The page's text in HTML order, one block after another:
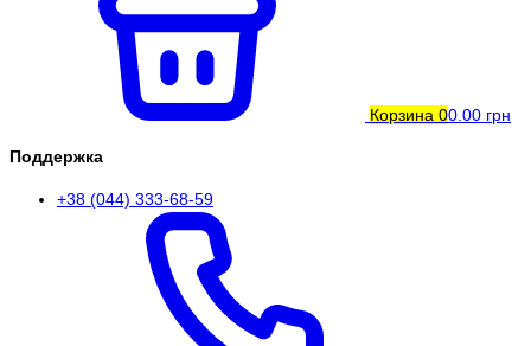
Корзина 00.00 грн
Поддержка
+38 (044) 333-68-59